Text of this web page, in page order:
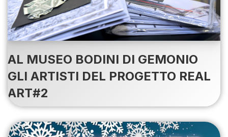
AL MUSEO BODINI DI GEMONIO
GLI ARTISTI DEL PROGETTO REAL
ART#2